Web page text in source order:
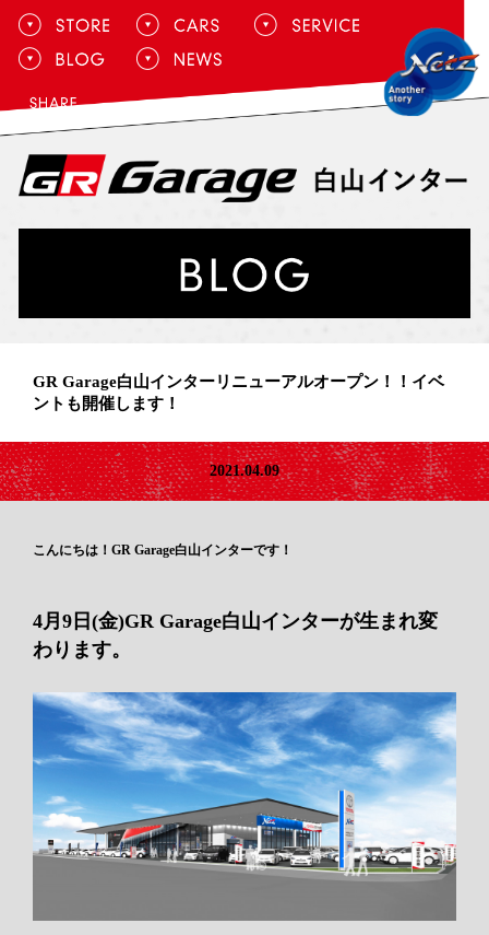
GR Garage白山インターリニューアルオープン！！イベ
ントも開催します！
2021.04.09
こんにちは！GR Garage白山インターです！
4月9日(金)GR Garage白山インターが生まれ変
わります。